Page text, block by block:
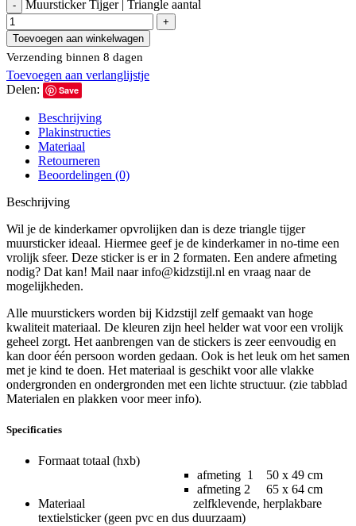
Muursticker Tijger | Triangle aantal
Toevoegen aan winkelwagen
Verzending binnen 8 dagen
Toevoegen aan verlanglijstje
Delen:
Save
Beschrijving
Plakinstructies
Materiaal
Retourneren
Beoordelingen (0)
Beschrijving
Wil je de kinderkamer opvrolijken dan is deze triangle tijger
muursticker ideaal. Hiermee geef je de kinderkamer in no-time een
vrolijk sfeer. Deze sticker is er in 2 formaten. Een andere afmeting
nodig? Dat kan! Mail naar info@kidzstijl.nl en vraag naar de
mogelijkheden.
Alle muurstickers worden bij Kidzstijl zelf gemaakt van hoge
kwaliteit materiaal. De kleuren zijn heel helder wat voor een vrolijk
geheel zorgt. Het aanbrengen van de stickers is zeer eenvoudig en
kan door één persoon worden gedaan. Ook is het leuk om het samen
met je kind te doen. Het materiaal is geschikt voor alle vlakke
ondergronden en ondergronden met een lichte structuur. (zie tabblad
Materialen en plakken voor meer info).
Specificaties
Formaat totaal (hxb)
afmeting 1 50 x 49 cm
afmeting 2 65 x 64 cm
Materiaal zelfklevende, herplakbare
textielsticker (geen pvc en dus duurzaam)